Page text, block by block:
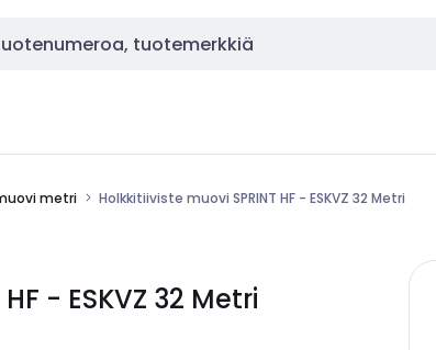
metri Holkkitiiviste muovi SPRINT HF - ESKVZ 32 Metri
- ESKVZ 32 Metri